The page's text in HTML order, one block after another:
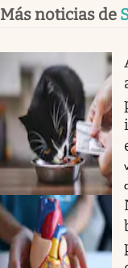
Más noticias de